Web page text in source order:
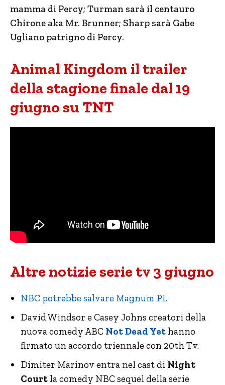
mamma di Percy; Turman sarà il centauro
Chirone aka Mr. Brunner; Sharp sarà Gabe
Ugliano patrigno di Percy.
Animal Kingdom il trailer
della stagione finale dal 19
giugno su TNT
Altre notizie serie tv 3 giugno
NBC potrebbe salvare Magnum PI.
David Windsor e Casey Johns creatori della
nuova comedy ABC Not Dead Yet hanno
firmato un accordo triennale con 20th Tv.
Dimiter Marinov entra nel cast di Night
Court la comedy NBC sequel della serie